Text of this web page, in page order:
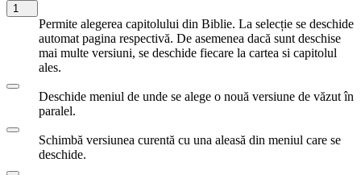
1
Permite alegerea capitolului din Biblie. La selecție se deschide
automat pagina respectivă. De asemenea dacă sunt deschise
mai multe versiuni, se deschide fiecare la cartea si capitolul
ales.
Deschide meniul de unde se alege o nouă versiune de văzut în
paralel.
Schimbă versiunea curentă cu una aleasă din meniul care se
deschide.